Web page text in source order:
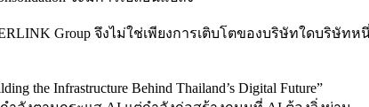
Group จึงไม่ใช่เพียงการเติบโตของบริษัทใดบริษั
the Infrastructure Behind Thailand’s Digital Future”